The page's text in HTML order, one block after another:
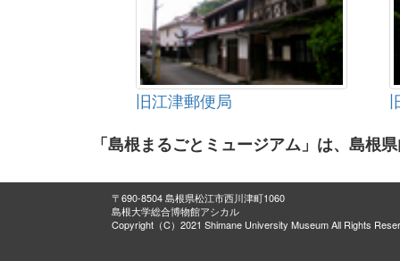
旧江津郵便局
「島根まるごとミュージアム」は、島根
〒690-8504 島根県松江市西川津町1060
島根大学総合博物館アシカル
Copyright（C）2021 Shimane University Museum All Rights